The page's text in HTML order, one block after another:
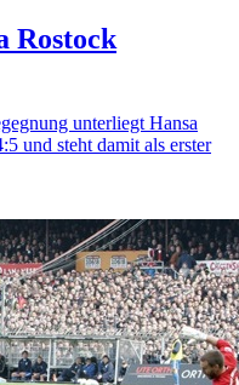
Rostock
unterliegt Hansa
und steht damit als erster